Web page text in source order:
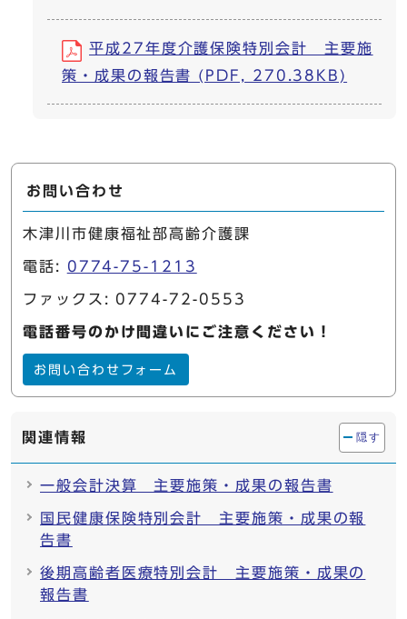
平成27年度介護保険特別会計 主要施
策・成果の報告書 (PDF, 270.38KB)
お問い合わせ
木津川市健康福祉部高齢介護課
電話: 0774-75-1213
ファックス: 0774-72-0553
電話番号のかけ間違いにご注意ください！
お問い合わせフォーム
関連情報 隠す
一般会計決算 主要施策・成果の報告書
国民健康保険特別会計 主要施策・成果の報
告書
後期高齢者医療特別会計 主要施策・成果の
報告書